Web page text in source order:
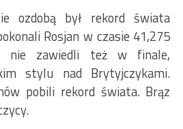
ozdobą był rekord świata
Rosjan w czasie 41,275
nie zawiedli też w finale,
stylu nad Brytyjczykami.
pobili rekord świata. Brąz